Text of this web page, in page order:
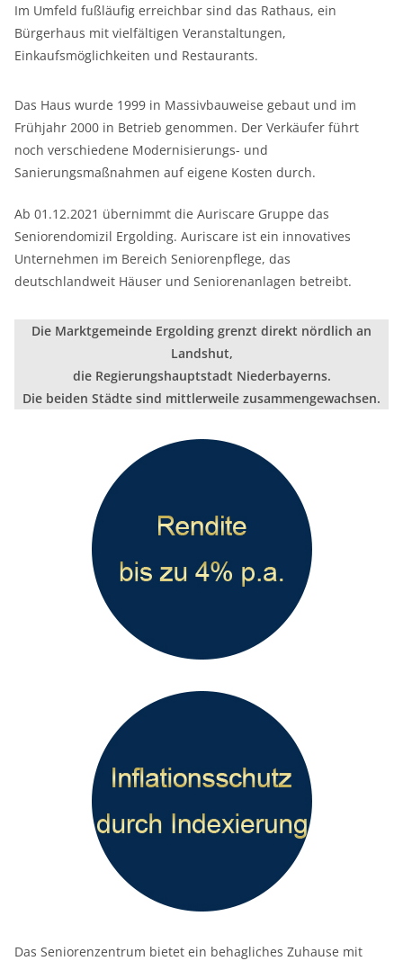
Im Umfeld fußläufig erreichbar sind das Rathaus, ein
Bürgerhaus mit vielfältigen Veranstaltungen,
Einkaufsmöglichkeiten und Restaurants.
Das Haus wurde 1999 in Massivbauweise gebaut und im
Frühjahr 2000 in Betrieb genommen. Der Verkäufer führt
noch verschiedene Modernisierungs- und
Sanierungsmaßnahmen auf eigene Kosten durch.
Ab 01.12.2021 übernimmt die Auriscare Gruppe das
Seniorendomizil Ergolding. Auriscare ist ein innovatives
Unternehmen im Bereich Seniorenpflege, das
deutschlandweit Häuser und Seniorenanlagen betreibt.
Die Marktgemeinde Ergolding grenzt direkt nördlich an
Landshut,
die Regierungshauptstadt Niederbayerns.
Die beiden Städte sind mittlerweile zusammengewachsen.
Das Seniorenzentrum bietet ein behagliches Zuhause mit